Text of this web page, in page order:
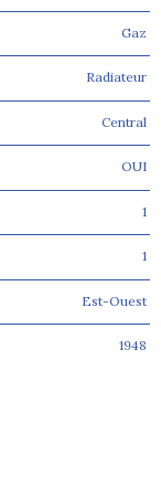
Gaz
Radiateur
Central
OUI
1
1
Est-Ouest
1948